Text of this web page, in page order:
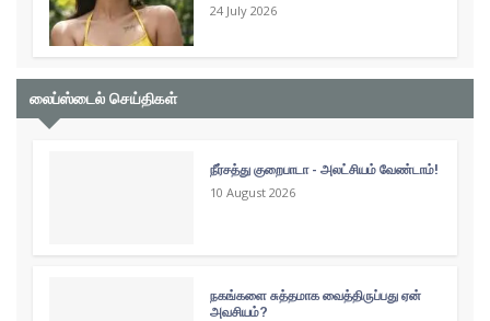
24 July 2026
லைப்ஸ்டைல் செய்திகள்
நீர்சத்து குறைபாடா - அலட்சியம் வேண்டாம்!
10 August 2026
நகங்களை சுத்தமாக வைத்திருப்பது ஏன்
அவசியம்?